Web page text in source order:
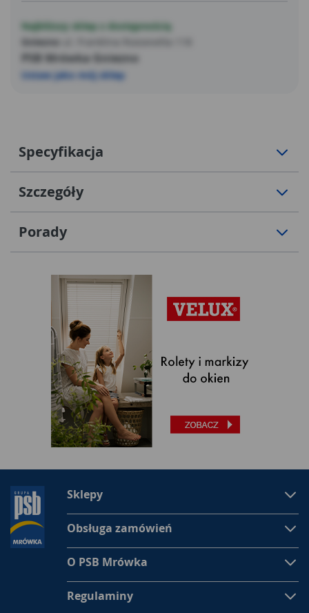
Najbliższy sklep z dostępnością
Gniezno
PSB Mrówka Gniezno
Ustaw jako mój sklep
Specyfikacja
Szczegóły
Porady
Sklepy
Obsługa zamówień
O PSB Mrówka
Regulaminy